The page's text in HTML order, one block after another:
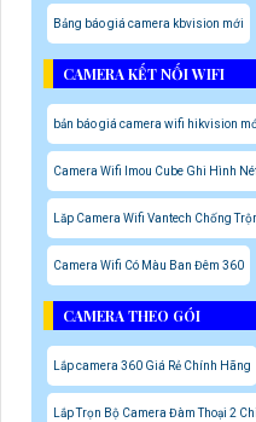
Bảng báo giá camera kbvision mới
CAMERA KẾT NỐI WIFI
bản báo giá camera wifi hikvision
Camera Wifi Imou Cube Ghi Hình
Lăp Camera Wifi Vantech Chống
Camera Wifi Có Màu Ban Đêm 360
CAMERA THEO GÓI
Lắp camera 360 Giá Rẻ Chính Hãng
Lắp Trọn Bộ Camera Đàm Thoại 2